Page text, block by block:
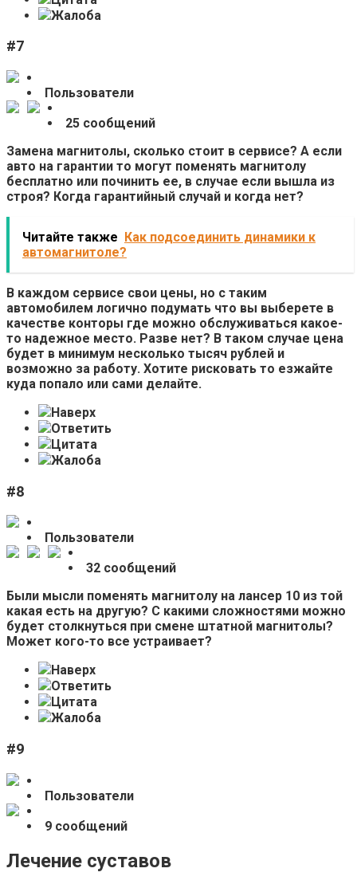
Жалоба
#7
Пользователи
25 сообщений
Замена магнитолы, сколько стоит в сервисе? А если
авто на гарантии то могут поменять магнитолу
бесплатно или починить ее, в случае если вышла из
строя? Когда гарантийный случай и когда нет?
Читайте также Как подсоединить динамики к
автомагнитоле?
В каждом сервисе свои цены, но с таким
автомобилем логично подумать что вы выберете в
качестве конторы где можно обслуживаться какое-
то надежное место. Разве нет? В таком случае цена
будет в минимум несколько тысяч рублей и
возможно за работу. Хотите рисковать то езжайте
куда попало или сами делайте.
Наверх
Ответить
Цитата
Жалоба
#8
Пользователи
32 сообщений
Были мысли поменять магнитолу на лансер 10 из той
какая есть на другую? С какими сложностями можно
будет столкнуться при смене штатной магнитолы?
Может кого-то все устраивает?
Наверх
Ответить
Цитата
Жалоба
#9
Пользователи
9 сообщений
Лечение суставов